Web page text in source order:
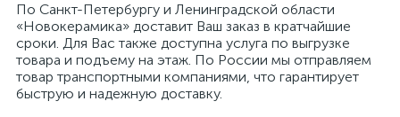
По Санкт-Петербургу и Ленинградской области
«Новокерамика» доставит Ваш заказ в кратчайшие
сроки. Для Вас также доступна услуга по выгрузке
товара и подъему на этаж. По России мы отправляем
товар транспортными компаниями, что гарантирует
быструю и надежную доставку.